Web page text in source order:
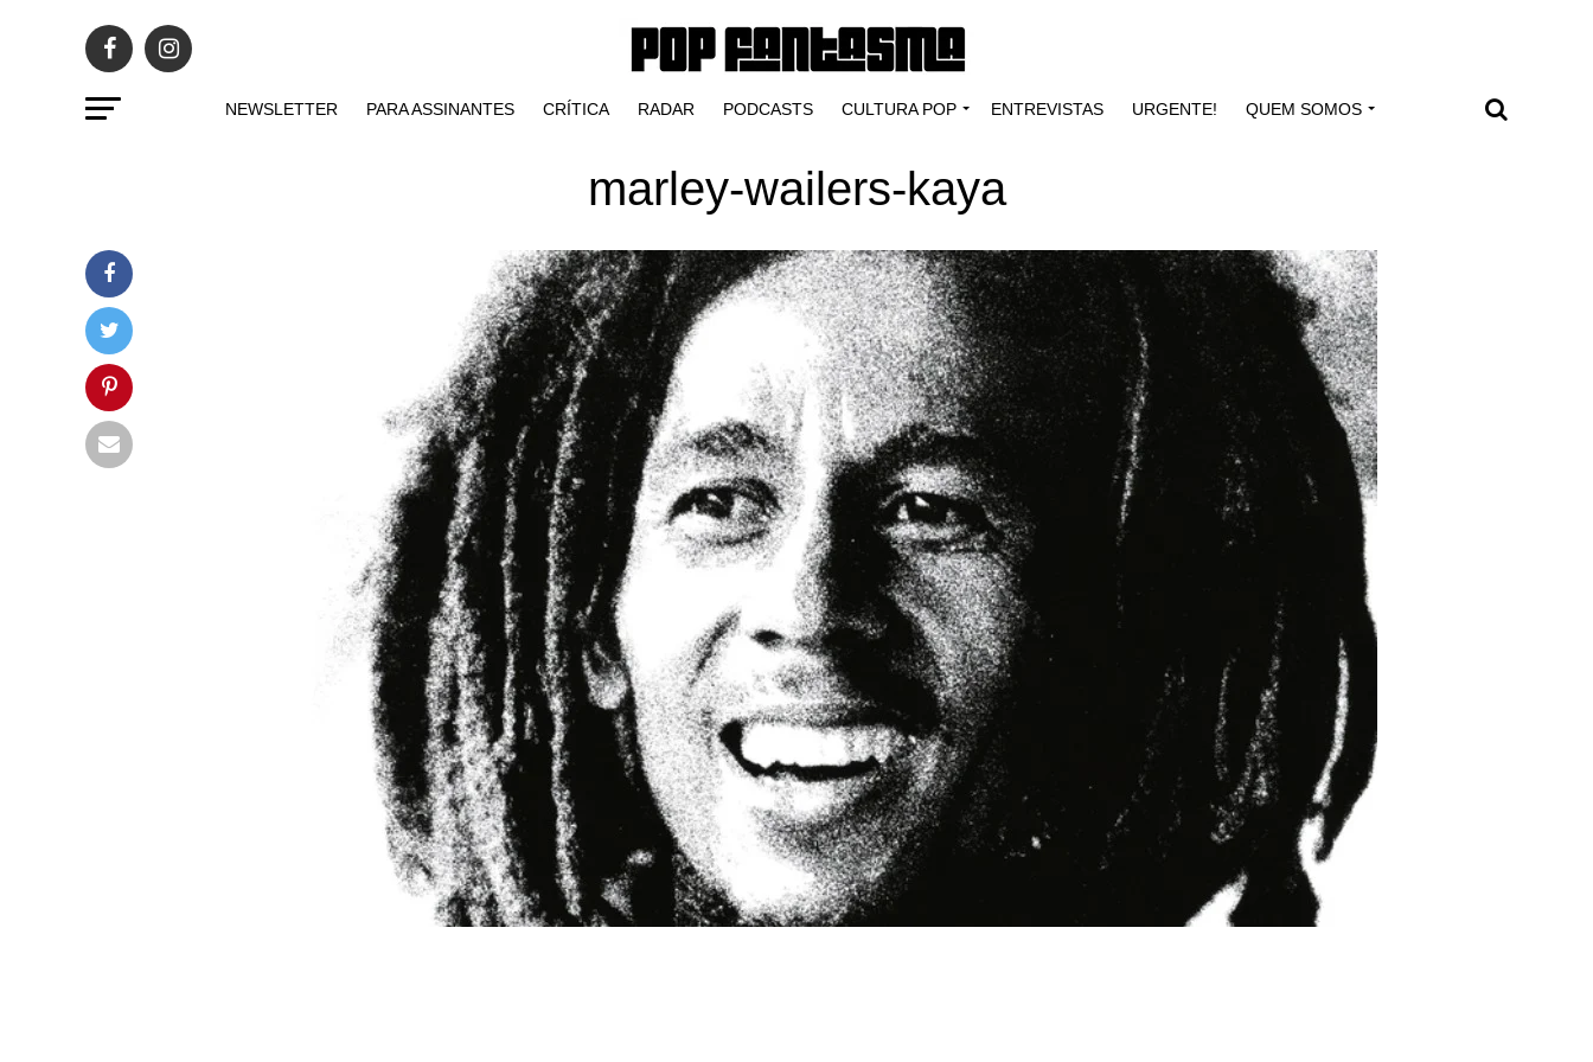
NEWSLETTER PARA ASSINANTES CRÍTICA RADAR PODCASTS CULTURA POP ENTREVISTAS URGENTE! QUEM SOMOS
marley-wailers-kaya